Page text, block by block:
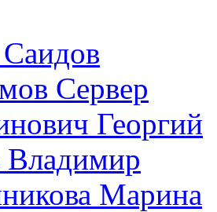
Сервер
Георгий
Владимир
Марина